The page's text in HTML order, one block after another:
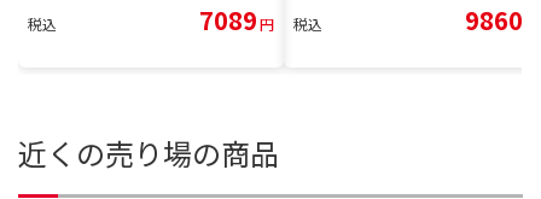
税込 7089円 税込 9860
近くの売り場の商品